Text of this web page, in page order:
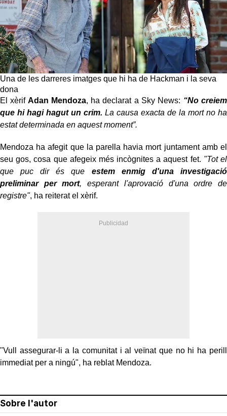
Una de les darreres imatges que hi ha de Hackman i la seva
dona
El xèrifAdan Mendoza, ha declarat a Sky News: “No creiem
que hi hagi hagut un crim. La causa exacta de la mort no ha
estat determinada en aquest moment”.
Mendoza ha afegit que la parella havia mort juntament amb el
seu gos, cosa que afegeix més incògnites a aquest fet. "Tot el
que puc dir és que estem enmig d'una investigació
preliminar per mort, esperant l'aprovació d'una ordre de
registre", ha reiterat el xèrif.
"Vull assegurar-li a la comunitat i al veïnat que no hi ha perill
immediat per a ningú", ha reblat Mendoza.
Sobre l'autor